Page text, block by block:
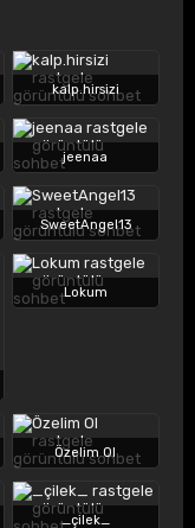
kalp.hirsizi
jeenaa
SweetAngel13
Lokum
Özelim Ol
_çilek_